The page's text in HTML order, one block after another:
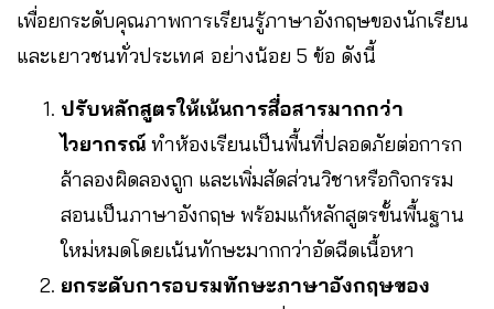
เพื่อยกระดับคุณภาพการเรียนรู้ภาษาอังกฤษของนักเรียน
และเยาวชนทั่วประเทศ อย่างน้อย 5 ข้อ ดังนี้
ปรับหลักสูตรให้เน้นการสื่อสารมากกว่า
ไวยากรณ์ ทำห้องเรียนเป็นพื้นที่ปลอดภัยต่อการก
ล้าลองผิดลองถูก และเพิ่มสัดส่วนวิชาหรือกิจกรรม
สอนเป็นภาษาอังกฤษ พร้อมแก้หลักสูตรขั้นพื้นฐาน
ใหม่หมดโดยเน้นทักษะมากกว่าอัดฉีดเนื้อหา
ยกระดับการอบรมทักษะภาษาอังกฤษของ